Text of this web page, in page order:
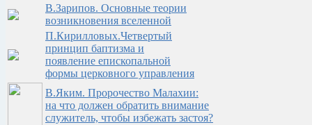
В.Зарипов. Основные теории
возникновения вселенной
П.Кирилловых.Четвертый
принцип баптизма и
появление епископальной
формы церковного управления
В.Яким. Пророчество Малахии:
на что должен обратить внимание
служитель, чтобы избежать застоя?